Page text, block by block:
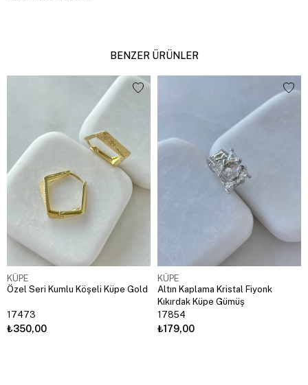
BENZER ÜRÜNLER
KÜPE
Özel Seri Kumlu Köşeli Küpe Gold
17473
₺350,00
KÜPE
Altın Kaplama Kristal Fiyonk
Kıkırdak Küpe Gümüş
17854
₺179,00